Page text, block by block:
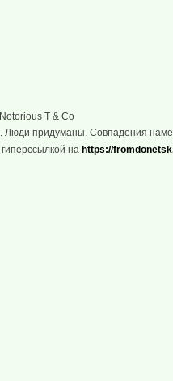
T & Co
Люди придуманы. Совпадения
на https://